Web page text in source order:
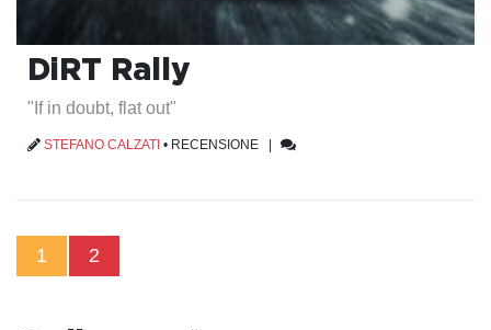
DiRT Rally
"If in doubt, flat out"
STEFANO CALZATI • RECENSIONE
1 2